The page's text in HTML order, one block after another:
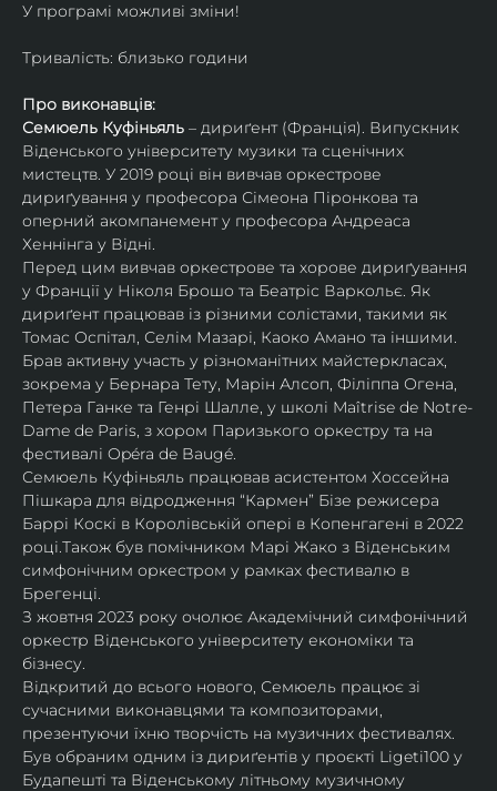
У програмі можливі зміни!
Тривалість: близько години
Про виконавців:
Семюель Куфіньяль – дириґент (Франція). Випускник
Віденського університету музики та сценічних
мистецтв. У 2019 році він вивчав оркестрове
дириґування у професора Сімеона Піронкова та
оперний акомпанемент у професора Андреаса
Хеннінга у Відні.
Перед цим вивчав оркестрове та хорове дириґування
у Франції у Ніколя Брошо та Беатріс Варкольє. Як
дириґент працював із різними солістами, такими як
Томас Оспітал, Селім Мазарі, Каоко Амано та іншими.
Брав активну участь у різноманітних майстеркласах,
зокрема у Бернара Тету, Марін Алсоп, Філіппа Огена,
Петера Ганке та Генрі Шалле, у школі Maîtrise de Notre-
Dame de Paris, з хором Паризького оркестру та на
фестивалі Opéra de Baugé.
Семюель Куфіньяль працював асистентом Хоссейна
Пішкара для відродження “Кармен” Бізе режисера
Баррі Коскі в Королівській опері в Копенгагені в 2022
році.Також був помічником Марі Жако з Віденським
симфонічним оркестром у рамках фестивалю в
Брегенці.
З жовтня 2023 року очолює Академічний симфонічний
оркестр Віденського університету економіки та
бізнесу.
Відкритий до всього нового, Семюель працює зі
сучасними виконавцями та композиторами,
презентуючи їхню творчість на музичних фестивалях.
Був обраним одним із дириґентів у проєкті Ligeti100 у
Будапешті та Віденському літньому музичному